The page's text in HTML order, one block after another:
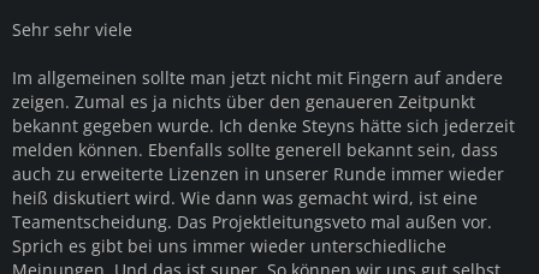
Sehr sehr viele
Im allgemeinen sollte man jetzt nicht mit Fingern auf andere
zeigen. Zumal es ja nichts über den genaueren Zeitpunkt
bekannt gegeben wurde. Ich denke Steyns hätte sich jederzeit
melden können. Ebenfalls sollte generell bekannt sein, dass
auch zu erweiterte Lizenzen in unserer Runde immer wieder
heiß diskutiert wird. Wie dann was gemacht wird, ist eine
Teamentscheidung. Das Projektleitungsveto mal außen vor.
Sprich es gibt bei uns immer wieder unterschiedliche